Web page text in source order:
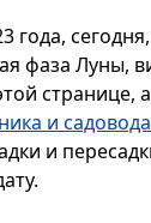
года,
фаза Луны,
странице,
и
и